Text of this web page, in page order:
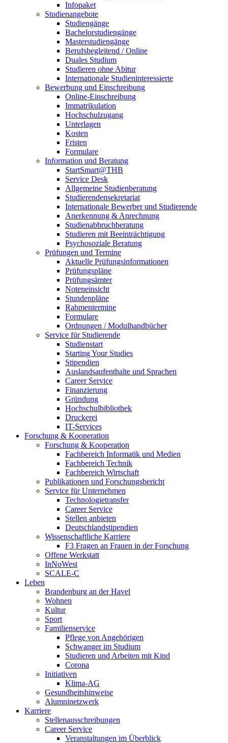
Infopaket
Studienangebote
Studiengänge
Bachelorstudiengänge
Masterstudiengänge
Berufsbegleitend / Online
Duales Studium
Studieren ohne Abitur
Internationale Studieninteressierte
Bewerbung und Einschreibung
Online-Einschreibung
Immatrikulation
Hochschulzugang
Unterlagen
Kosten
Fristen
Formulare
Information und Beratung
StartSmart@THB
Service Desk
Allgemeine Studienberatung
Studierendensekretariat
Internationale Bewerber und Studierende
Anerkennung & Anrechnung
Studienabbruchberatung
Studieren mit Beeinträchtigung
Psychosoziale Beratung
Prüfungen und Termine
Aktuelle Prüfungsinformationen
Prüfungspläne
Prüfungsämter
Noteneinsicht
Stundenpläne
Rahmentermine
Formulare
Ordnungen / Modulhandbücher
Service für Studierende
Studienstart
Starting Your Studies
Stipendien
Auslandsaufenthalte und Sprachen
Career Service
Finanzierung
Gründung
Hochschulbibliothek
Druckerei
IT-Services
Forschung & Kooperation
Forschung & Kooperation
Fachbereich Informatik und Medien
Fachbereich Technik
Fachbereich Wirtschaft
Publikationen und Forschungsbericht
Service für Unternehmen
Technologietransfer
Career Service
Stellen anbieten
Deutschlandstipendien
Wissenschaftliche Karriere
F3 Fragen an Frauen in der Forschung
Offene Werkstatt
InNoWest
SCALE-C
Leben
Brandenburg an der Havel
Wohnen
Kultur
Sport
Familienservice
Pflege von Angehörigen
Schwanger im Studium
Studieren und Arbeiten mit Kind
Corona
Initiativen
Klima-AG
Gesundheitshinweise
Alumninetzwerk
Karriere
Stellenausschreibungen
Career Service
Veranstaltungen im Überblick